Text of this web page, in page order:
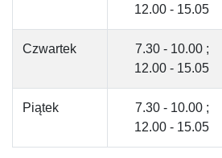
12.00 - 15.05
Czwartek
7.30 - 10.00 ;
12.00 - 15.05
Piątek
7.30 - 10.00 ;
12.00 - 15.05